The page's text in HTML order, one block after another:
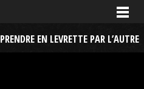
EN LEVRETTE PAR L’AUTRE